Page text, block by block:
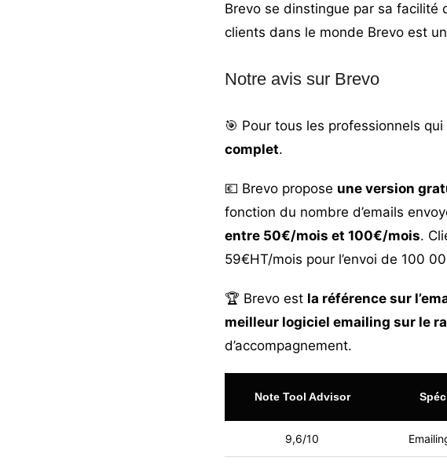
Brevo se dinstingue par sa facilité
clients dans le monde Brevo est
Notre avis sur Brevo
🎯 Pour tous les professionnels
complet.
💶 Brevo propose une version
fonction du nombre d’emails
entre 50€/mois et 100€/mois.
59€HT/mois pour l’envoi de 100
🏆 Brevo est la référence sur
meilleur logiciel emailing sur le
d’accompagnement.
Note Tool Advisor
9,6/10